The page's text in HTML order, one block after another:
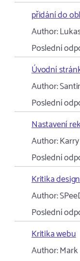
přidání do
Author:
Poslední
Úvodní
Author:
Poslední
Nastavení
Author:Karry
Poslední
Kritika
Author:
Poslední
Kritika webu
Author:Mark